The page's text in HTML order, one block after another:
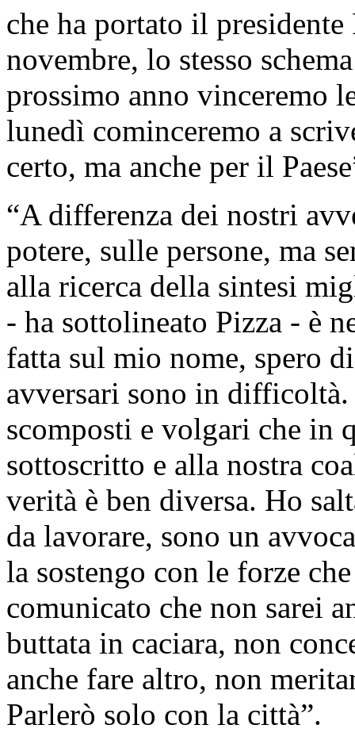
che ha portato il
novembre, lo stesso
prossimo anno vinceremo
lunedì cominceremo a
certo, ma anche per il
“A differenza dei nostri
potere, sulle persone, ma
alla ricerca della sintesi
- ha sottolineato Pizza - è
fatta sul mio nome, spero
avversari sono in
scomposti e volgari che in
sottoscritto e alla nostra
verità è ben diversa. Ho
da lavorare, sono un
la sostengo con le forze
comunicato che non sarei
buttata in caciara, non
anche fare altro, non
Parlerò solo con la città”.